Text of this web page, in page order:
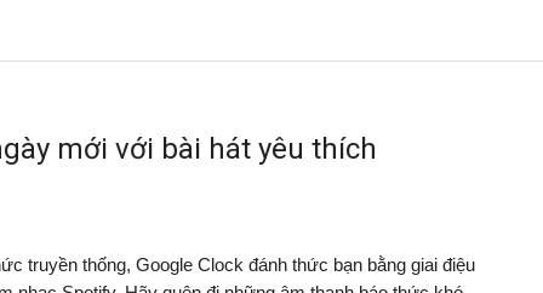
mới với bài hát yêu thích
truyền thống, Google Clock đánh thức bạn bằng giai điệu